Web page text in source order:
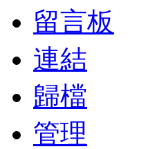
留言板
連結
歸檔
管理